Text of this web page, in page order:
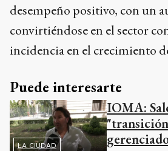
desempeño positivo, con un
convirtiéndose en el sector
incidencia en el crecimiento
Puede interesarte
LA CIUDAD
IOMA: